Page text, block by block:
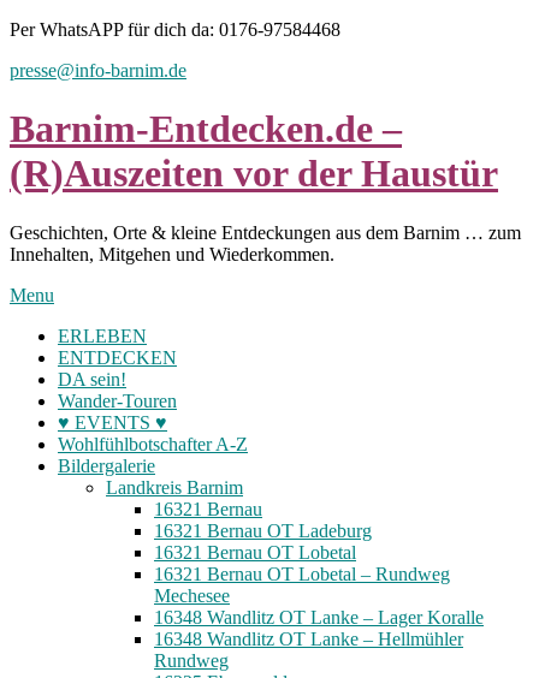
Skip
content
Per WhatsAPP für dich da: 0176-97584468
presse@info-barnim.de
Barnim-Entdecken.de –
(R)Auszeiten vor der Haustür
Geschichten, Orte & kleine Entdeckungen aus dem Barnim … zum
Innehalten, Mitgehen und Wiederkommen.
Menu
ERLEBEN
ENTDECKEN
DA sein!
Wander-Touren
♥ EVENTS ♥
Wohlfühlbotschafter A-Z
Bildergalerie
Landkreis Barnim
16321 Bernau
16321 Bernau OT Ladeburg
16321 Bernau OT Lobetal
16321 Bernau OT Lobetal – Rundweg
Mechesee
16348 Wandlitz OT Lanke – Lager Koralle
16348 Wandlitz OT Lanke – Hellmühler
Rundweg